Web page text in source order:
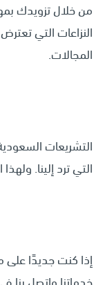
من خلال تزويدك
النزاعات التي
المجالات.
التشريعات
التي ترد إلينا.
إذا كنت جديدًا على